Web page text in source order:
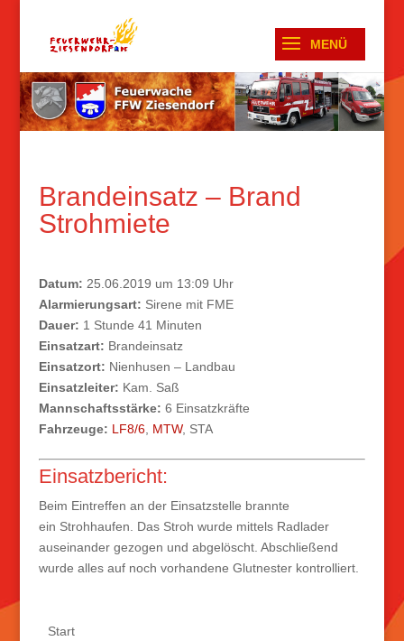
Brandeinsatz – Brand
Strohmiete
Datum: 25.06.2019 um 13:09 Uhr
Alarmierungsart: Sirene mit FME
Dauer: 1 Stunde 41 Minuten
Einsatzart: Brandeinsatz
Einsatzort: Nienhusen – Landbau
Einsatzleiter: Kam. Saß
Mannschaftsstärke: 6 Einsatzkräfte
Fahrzeuge: LF8/6, MTW, STA
Einsatzbericht:
Beim Eintreffen an der Einsatzstelle brannte
ein Strohhaufen. Das Stroh wurde mittels Radlader
auseinander gezogen und abgelöscht. Abschließend
wurde alles auf noch vorhandene Glutnester kontrolliert.
Start